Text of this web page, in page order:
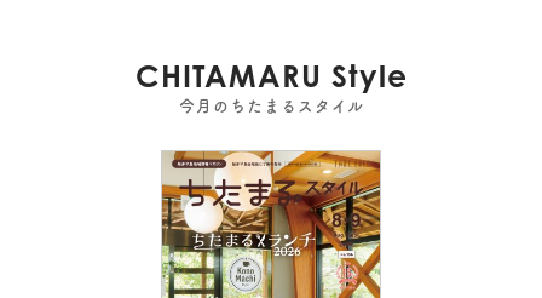
CHITAMARU Style
今月のちたまるスタイル